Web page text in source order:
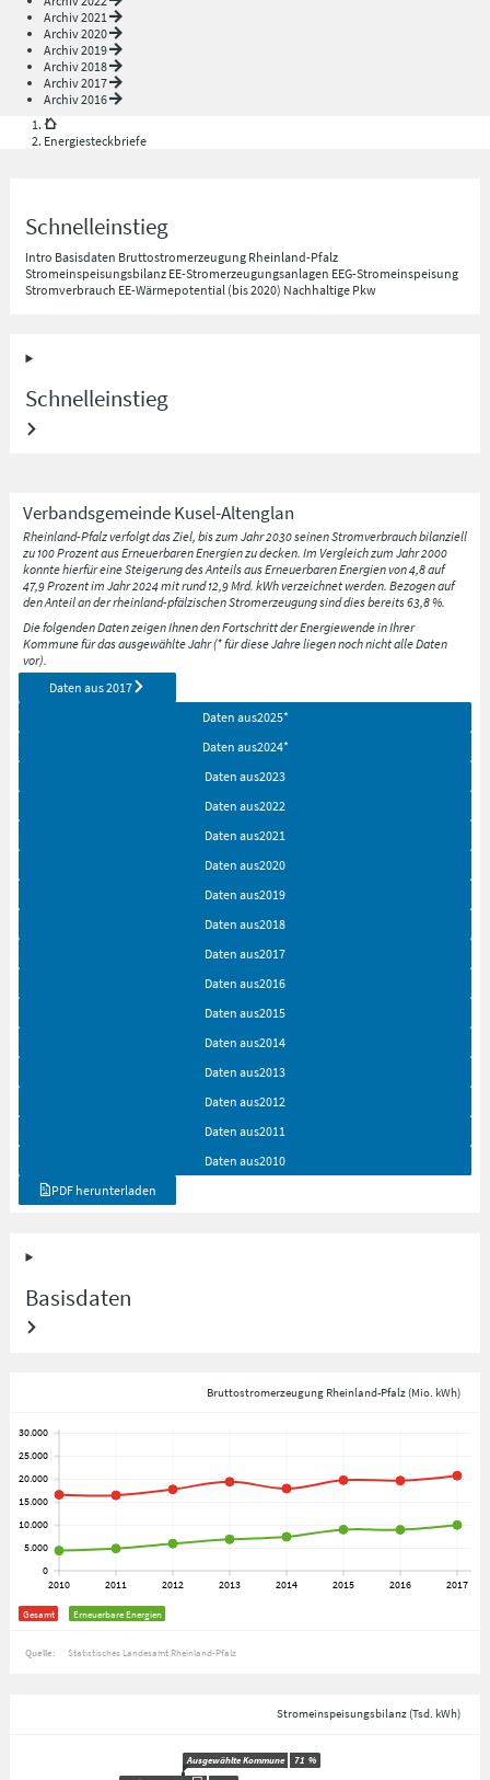
Archiv 2021
Archiv 2020
Archiv 2019
Archiv 2018
Archiv 2017
Archiv 2016
Energiesteckbriefe
Schnelleinstieg
Intro Basisdaten Bruttostromerzeugung Rheinland-Pfalz
Stromeinspeisungsbilanz EE-Stromerzeugungsanlagen EEG-Stromeinspeisung
Stromverbrauch EE-Wärmepotential (bis 2020) Nachhaltige Pkw
Schnelleinstieg
Verbandsgemeinde Kusel-Altenglan
Rheinland-Pfalz verfolgt das Ziel, bis zum Jahr 2030 seinen Stromverbrauch bilanziell
zu 100 Prozent aus Erneuerbaren Energien zu decken. Im Vergleich zum Jahr 2000
konnte hierfür eine Steigerung des Anteils aus Erneuerbaren Energien von 4,8 auf
47,9 Prozent im Jahr 2024 mit rund 12,9 Mrd. kWh verzeichnet werden. Bezogen auf
den Anteil an der rheinland-pfälzischen Stromerzeugung sind dies bereits 63,8 %.
Die folgenden Daten zeigen Ihnen den Fortschritt der Energiewende in Ihrer
Kommune für das ausgewählte Jahr (* für diese Jahre liegen noch nicht alle Daten
vor).
Daten aus2017
Daten aus2025*
Daten aus2024*
Daten aus2023
Daten aus2022
Daten aus2021
Daten aus2020
Daten aus2019
Daten aus2018
Daten aus2017
Daten aus2016
Daten aus2015
Daten aus2014
Daten aus2013
Daten aus2012
Daten aus2011
Daten aus2010
PDF herunterladen
Basisdaten
Bruttostromerzeugung Rheinland-Pfalz (Mio. kWh)
Gesamt Erneuerbare Energien
Quelle: Statistisches Landesamt Rheinland-Pfalz
Stromeinspeisungsbilanz (Tsd. kWh)
Ausgewählte Kommune 71 %